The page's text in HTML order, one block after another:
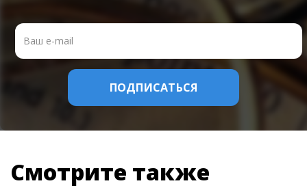
Смотрите также